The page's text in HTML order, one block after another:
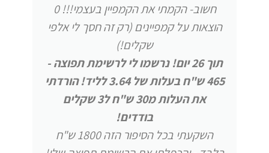
חשוב- הקמתי את הקמפיין בעצמי!!! 0
הוצאות על קמפיינים (רק זה חסך לי אלפי
שקלים!)
תוך 26 יום! נרשמו לי לרשימת תפוצה -
465 ש"ח בעלות של 3.64 לליד! הורדתי
את העלות מ30 ש"ח ל3 שקלים
בודדים!
השקעתי בכל הסיפור הזה 1800 ש"ח